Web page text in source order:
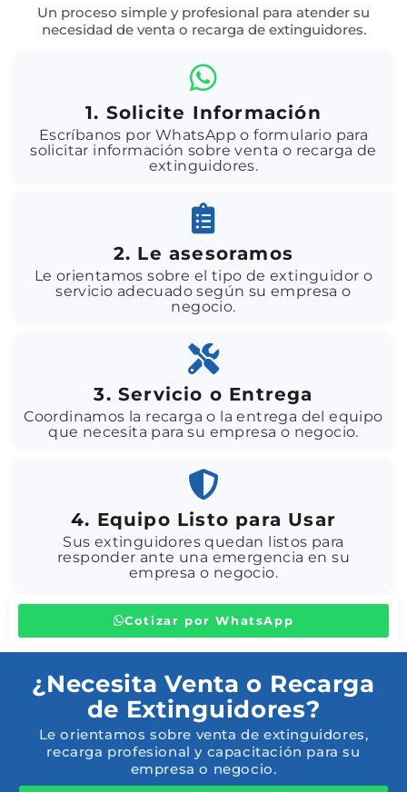
Un proceso simple y profesional para atender su
necesidad de venta o recarga de extinguidores.
1. Solicite Información
Escríbanos por WhatsApp o formulario para
solicitar información sobre venta o recarga de
extinguidores.
2. Le asesoramos
Le orientamos sobre el tipo de extinguidor o
servicio adecuado según su empresa o
negocio.
3. Servicio o Entrega
Coordinamos la recarga o la entrega del equipo
que necesita para su empresa o negocio.
4. Equipo Listo para Usar
Sus extinguidores quedan listos para
responder ante una emergencia en su
empresa o negocio.
Cotizar por WhatsApp
¿Necesita Venta o Recarga
de Extinguidores?
Le orientamos sobre venta de extinguidores,
recarga profesional y capacitación para su
empresa o negocio.